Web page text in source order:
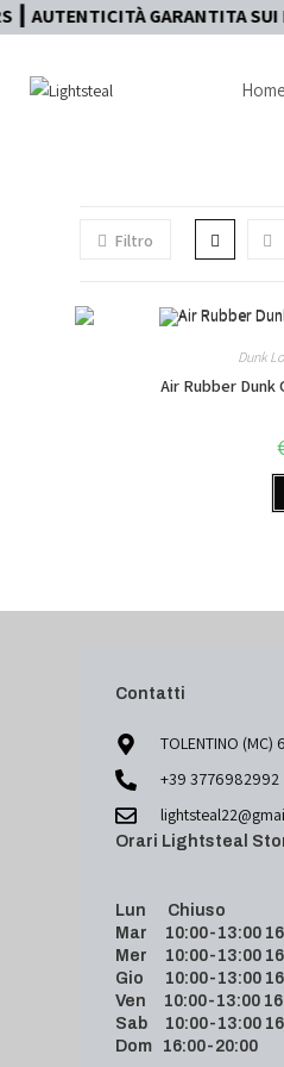
GARANTITA
Filtro
Dunk
Air Rubber
Contatti
TOLENTINO (MC)
+39 3776982992
Orari Lightsteal
Lun Chiuso
Mar 10:00-13:00
Mer 10:00-13:00
Gio 10:00-13:00
Ven 10:00-13:00
Sab 10:00-13:00
Dom 16:00-20:00